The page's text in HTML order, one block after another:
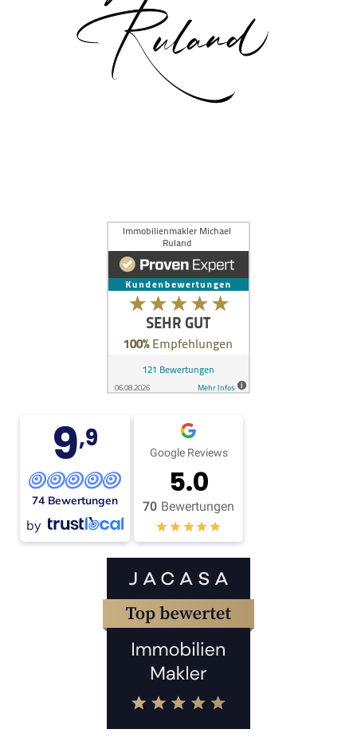
9,9
74 Bewertungen
by
Google Reviews
5.0
70 Bewertungen